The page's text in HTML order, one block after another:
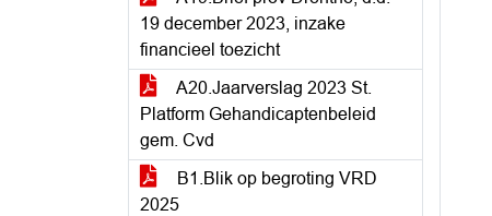
19 december 2023, inzake
financieel toezicht
A20.Jaarverslag 2023 St.
Platform Gehandicaptenbeleid
gem. Cvd
B1.Blik op begroting VRD
2025